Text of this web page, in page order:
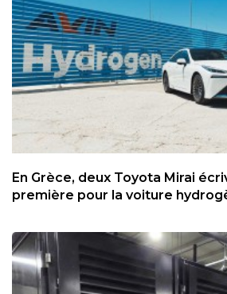
En Grèce, deux Toyota Mirai
première pour la voiture